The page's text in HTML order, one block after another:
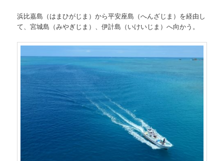
浜比嘉島（はまひがじま）から平安座島（へんざじま）を経由し
て、宮城島（みやぎじま）、伊計島（いけいじま）へ向かう。